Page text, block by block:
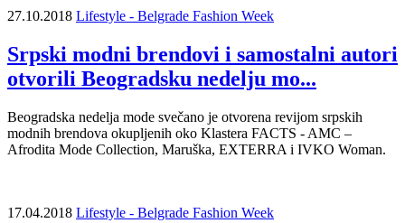
27.10.2018 Lifestyle - Belgrade Fashion Week
Srpski modni brendovi i samostalni autori
otvorili Beogradsku nedelju mo...
Beogradska nedelja mode svečano je otvorena revijom srpskih
modnih brendova okupljenih oko Klastera FACTS - AMC –
Afrodita Mode Collection, Maruška, EXTERRA i IVKO Woman.
17.04.2018 Lifestyle - Belgrade Fashion Week